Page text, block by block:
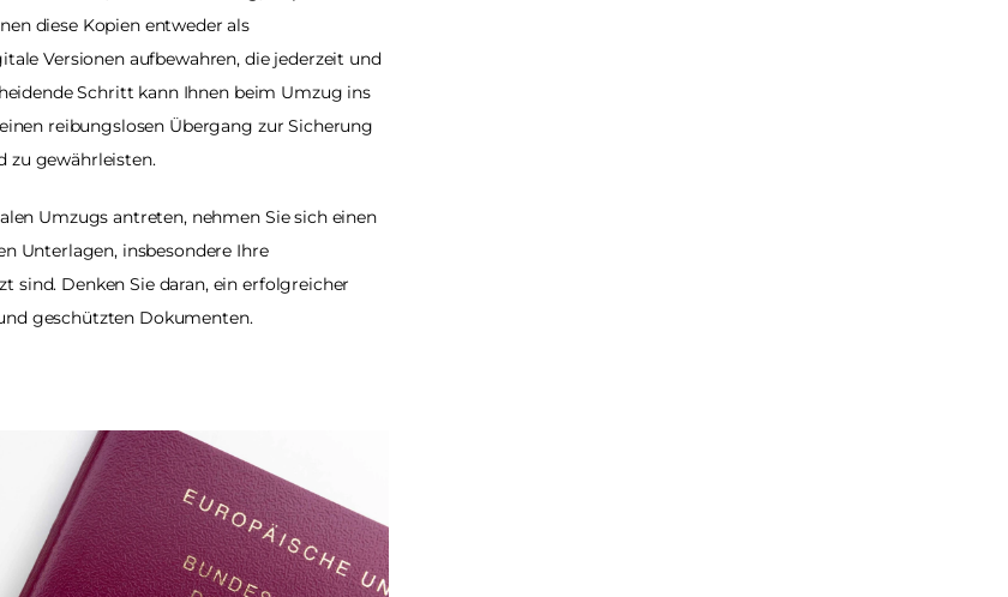
diese Kopien entweder als
Versionen aufbewahren, die jederzeit und
Schritt kann Ihnen beim Umzug ins
reibungslosen Übergang zur Sicherung
zu gewährleisten.
Umzugs antreten, nehmen Sie sich einen
Unterlagen, insbesondere Ihre
sind. Denken Sie daran, ein erfolgreicher
geschützten Dokumenten.